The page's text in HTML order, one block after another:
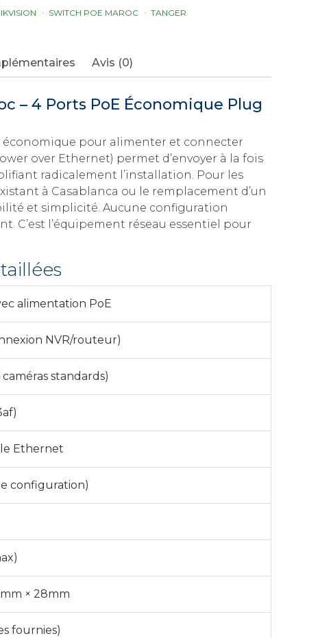
SWITCH POE MAROC TANGER
Avis (0)
– 4 Ports PoE Économique Plug
économique pour alimenter et connecter
over Ethernet) permet d’envoyer à la fois
radicalement l’installation. Pour les
à Casablanca ou le remplacement d’un
et simplicité. Aucune configuration
C’est l’équipement réseau essentiel pour
alimentation PoE
NVR/routeur)
standards)
Ethernet
configuration)
× 28mm
fournies)